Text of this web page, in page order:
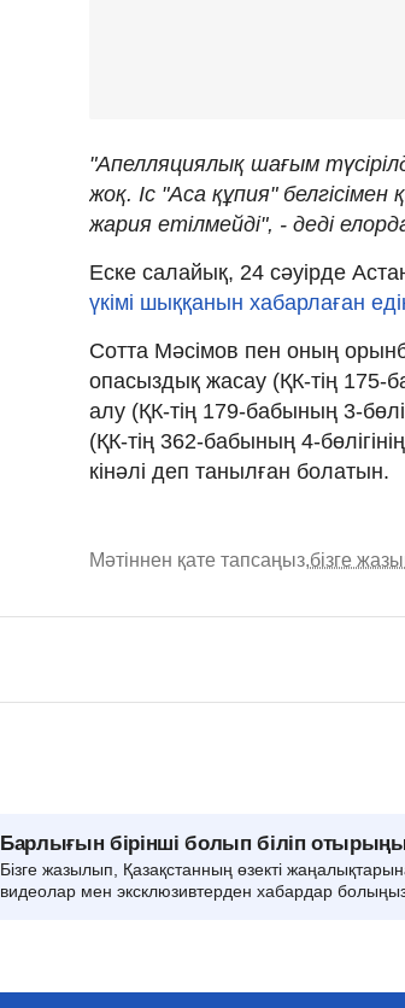
"Апелляциялық шағым
жоқ. Іс "Аса құпия"
жария етілмейді", - деді
Еске салайық, 24 сәуірде
үкімі шыққанын хабарлаған
Сотта Мәсімов пен оның
опасыздық жасау (ҚК-тің 175-
алу (ҚК-тің 179-бабының 3-
(ҚК-тің 362-бабының 4-
кінәлі деп танылған болатын.
Мәтіннен қате тапсаңыз,бізге
Барлығын бірінші болып біліп
Бізге жазылып, Қазақстанның өзекті
видеолар мен эксклюзивтерден хабардар